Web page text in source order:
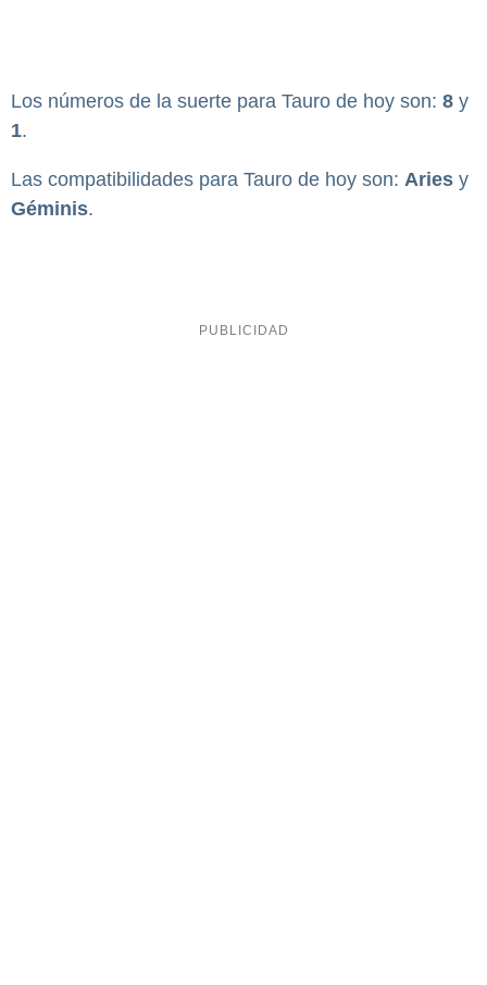
Los números de la suerte para Tauro de hoy son: 8 y
1.
Las compatibilidades para Tauro de hoy son: Aries y
Géminis.